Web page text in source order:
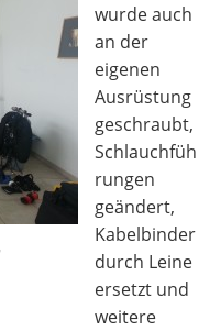
wurde auch
an der
eigenen
Ausrüstung
geschraubt,
Schlauchfüh
rungen
geändert,
Kabelbinder
durch Leine
ersetzt und
weitere